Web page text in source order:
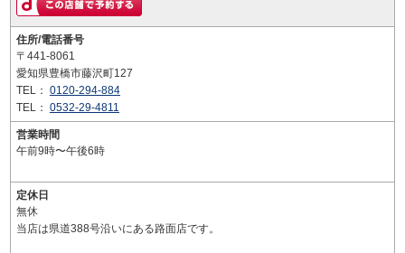
住所/電話番号
〒441-8061
愛知県豊橋市藤沢町127
TEL： 0120-294-884
TEL： 0532-29-4811
営業時間
午前9時〜午後6時
定休日
無休
当店は県道388号沿いにある路面店です。